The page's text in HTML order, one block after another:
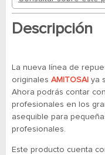
Descripción
La nueva línea de
originales AMITOSAI ya
Ahora podrás contar
profesionales en los
asequible para
profesionales.
Este producto cuenta